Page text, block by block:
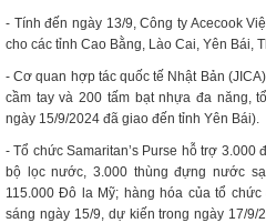
- Tính đến ngày 13/9, Công ty Acecook
cho các tỉnh Cao Bằng, Lào Cai, Yên Bái,
- Cơ quan hợp tác quốc tế Nhật Bản
cầm tay và 200 tấm bạt nhựa đa năng,
ngày 15/9/2024 đã giao đến tỉnh Yên Bái).
- Tổ chức Samaritan’s Purse hỗ trợ 3.000
bộ lọc nước, 3.000 thùng đựng nước
115.000 Đô la Mỹ; hàng hóa của tổ
sáng ngày 15/9, dự kiến trong ngày 17/